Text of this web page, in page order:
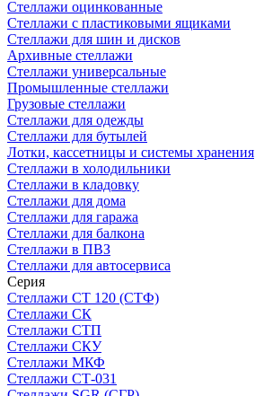
Стеллажи оцинкованные
Стеллажи с пластиковыми ящиками
Стеллажи для шин и дисков
Архивные стеллажи
Стеллажи универсальные
Промышленные стеллажи
Грузовые стеллажи
Стеллажи для одежды
Стеллажи для бутылей
Лотки, кассетницы и системы хранения
Стеллажи в холодильники
Стеллажи в кладовку
Стеллажи для дома
Стеллажи для гаража
Стеллажи для балкона
Стеллажи в ПВЗ
Стеллажи для автосервиса
Серия
Стеллажи СТ 120 (СТФ)
Стеллажи СК
Стеллажи СТП
Стеллажи СКУ
Стеллажи МКФ
Стеллажи СТ-031